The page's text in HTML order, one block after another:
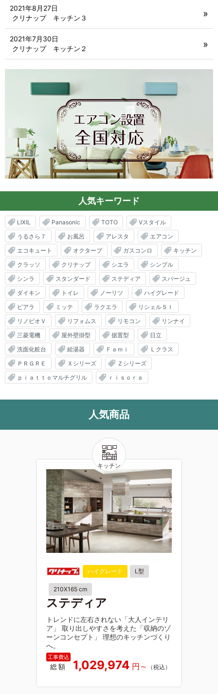
クリナップ キッチン３
2021年8月27日
クリナップ キッチン２
2021年7月30日
人気キーワード
LIXIL Panasonic TOTO
Vスタイル
うるさら７
お風呂 アレスタ
エアコン
エコキュート
オクターブ ガスコンロ
キッチン
クラッソ
クリナップ シエラ
シンプル
シンラ
スタンダード ステディア
スパージュ
ダイキン
トイレ ノーリツ
ハイグレード
ピアラ
ミッテ ラクエラ
リシェルＳＩ
リノビオＶ
リフォムス リモコン
リンナイ
三菱電機
屋外壁掛型 据置型
日立
洗面化粧台
給湯器 Ｆａｍｉ
Ｌクラス
ＰＲＧＲＥ
Ｘシリーズ
Ｚシリーズ
ｐｉａｔｔｏマルチグリル
ｒｉｓｏｒａ
人気商品
ハイグレード L型
210X165 cm
ステディア
トレンドに左右されない「大人インテリ
ア」 取り出しやすさを考えた「収納のゾ
ーンコンセプト」 理想のキッチンづくり
へ。
総額 1,029,974